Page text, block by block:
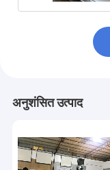
अनुशंसित उत्पाद